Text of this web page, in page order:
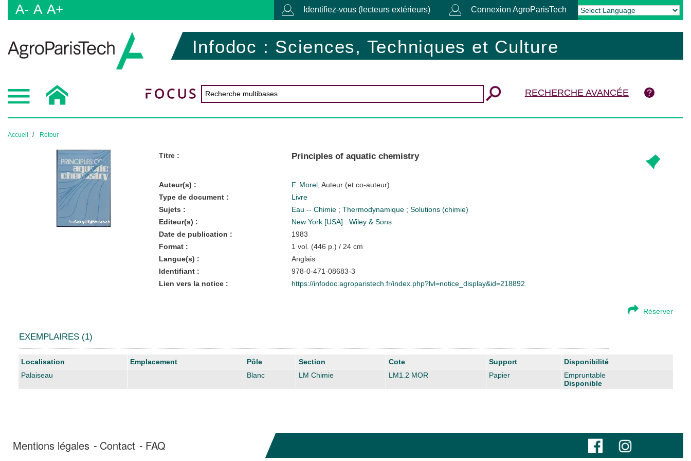
A- A A+ Identifiez-vous (lecteurs extérieurs) Connexion AgroParisTech
Powered by Translate
Infodoc : Sciences, Techniques et Culture
RECHERCHE AVANCÉE
Accueil Retour
Titre : Principles of aquatic chemistry
Auteur(s) : F. Morel, Auteur (et co-auteur)
Type de document :
Livre
Sujets :
Eau -- Chimie ; Thermodynamique ; Solutions (chimie)
Editeur(s) :
New York [USA] : Wiley & Sons
Date de publication :
1983
Format :
1 vol. (446 p.) / 24 cm
Langue(s) :
Anglais
Identifiant :
978-0-471-08683-3
Lien vers la notice :
https://infodoc.agroparistech.fr/index.php?lvl=notice_display&id=218892
Réserver
EXEMPLAIRES (1)
Liste des exemplaires
Localisation Emplacement Pôle Section Cote Support
Disponibilité
Palaiseau
Blanc LM Chimie LM1.2 MOR Papier
Empruntable
Disponible
Mentions légales Contact FAQ